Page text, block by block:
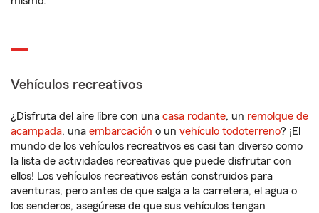
Vehículos recreativos
¿Disfruta del aire libre con una casa rodante, un remolque de
acampada, una embarcación o un vehículo todoterreno? ¡El
mundo de los vehículos recreativos es casi tan diverso como
la lista de actividades recreativas que puede disfrutar con
ellos! Los vehículos recreativos están construidos para
aventuras, pero antes de que salga a la carretera, el agua o
los senderos, asegúrese de que sus vehículos tengan